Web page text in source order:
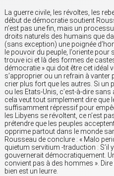
La guerre civile, les révoltes, les
début de démocratie soutient
n’est pas une fin, mais un
droits naturels des humains que
(sans exception) une poignée
le pouvoir du peuple, l’oriente
trouve ici et là des formes de
démocratie » qui doit être cet idéal
s’approprier ou un refrain à vanter
crier plus fort que les autres. Si
ou les Etats-Unis, c’est-à-dire
cela veut tout simplement dire que
suffisamment répressif pour
les Libyens se révoltent, ce n’est
prétendre que les peuples
opprime partout dans le monde
Rousseau de conclure : « Malo
quietum servitium -traduction : S’il
gouvernerait démocratiquement.
convient pas à des hommes ».
bien est un leurre.